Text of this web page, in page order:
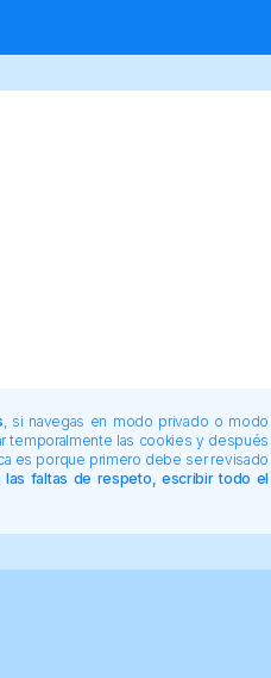
, si navegas en modo privado o modo
temporalmente las cookies y después
es porque primero debe ser revisado
las faltas de respeto, escribir todo el